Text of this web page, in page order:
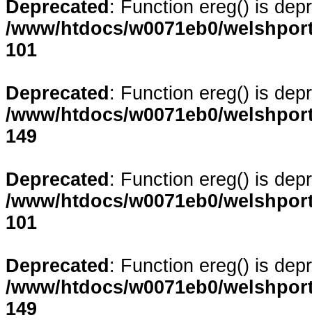
Deprecated : Function ereg() is
/www/htdocs/w0071eb0/
101
Deprecated : Function ereg() is
/www/htdocs/w0071eb0/
149
Deprecated : Function ereg() is
/www/htdocs/w0071eb0/
101
Deprecated : Function ereg() is
/www/htdocs/w0071eb0/
149